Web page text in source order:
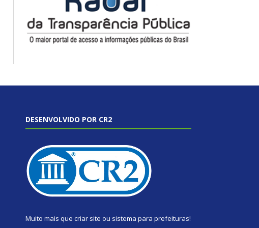
DESENVOLVIDO POR CR2
Muito mais que criar site ou sistema para prefeituras!